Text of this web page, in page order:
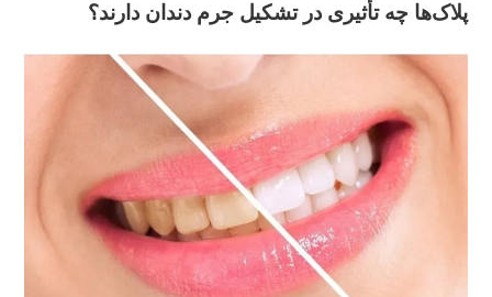
پلاک‌ها چه تأثیری در تشکیل جرم دندان دارند؟